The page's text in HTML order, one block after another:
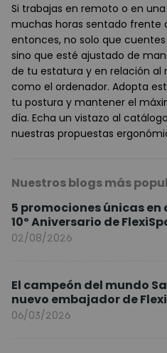
Si trabajas en remoto o en
muchas horas sentado frente
entonces, no solo que
sino que esté ajustado de
de tu estatura y en relación al
como el ordenador. Adopta
tu postura y mantener el
día. Echa un vistazo al
nuestras propuestas
Nuestros blogs más
5 promociones únicas en
10º Aniversario de
02/08/2026
El campeón del mundo
nuevo embajador de
Europa
06/03/2026